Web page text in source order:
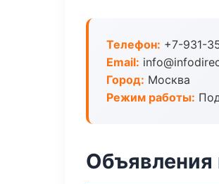
Телефон: +7-931-
Email:
Город: Москва
Режим работы:
Объявления